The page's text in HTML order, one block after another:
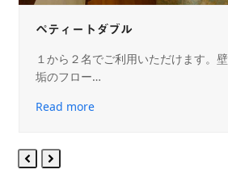
ペティートダブル
１から２名でご利用いただけます。
垢のフロー…
Read more
Previous
Next